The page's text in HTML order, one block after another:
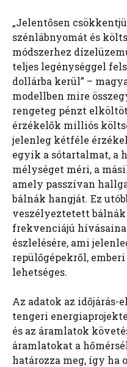
„Jelentősen
szénlábnyomát és
módszerhez
teljes legénységgel
dollárba kerül” –
modellben mire
rengeteg pénzt
érzékelők milliós
jelenleg kétféle
egyik a sótartalmat, a
mélységet méri, a
amely passzívan
bálnák hangját. Ez
veszélyeztetett bálnák
frekvenciájú
észlelésére, ami
repülőgépekről,
lehetséges.
Az adatok az időjárás-
tengeri
és az áramlatok
áramlatokat a
határozza meg, így ha